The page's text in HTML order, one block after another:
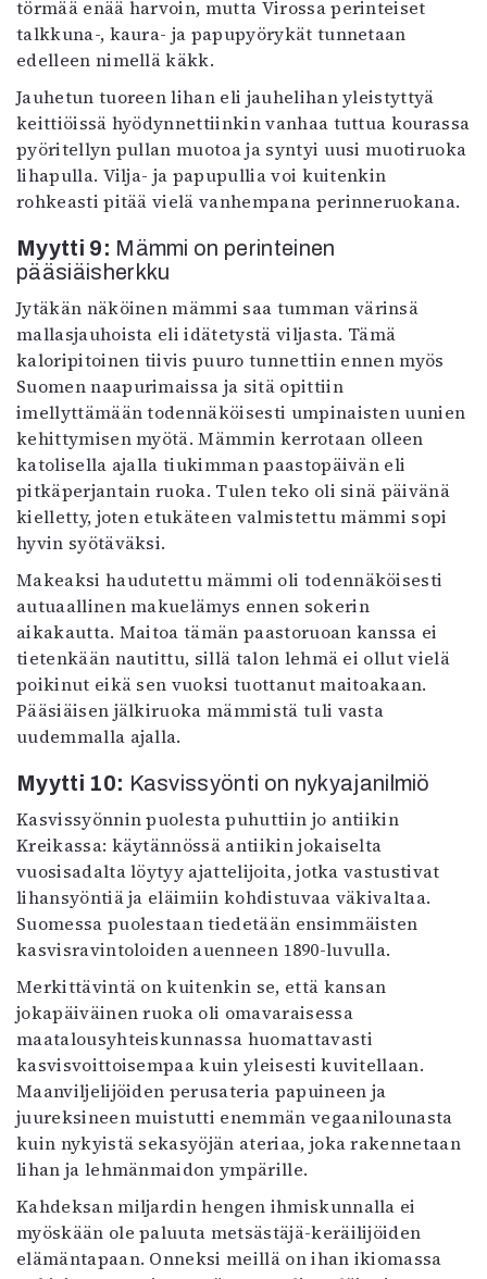
törmää enää harvoin, mutta Virossa perinteiset
talkkuna-, kaura- ja papupyörykät tunnetaan
edelleen nimellä käkk.
Jauhetun tuoreen lihan eli jauhelihan yleistyttyä
keittiöissä hyödynnettiinkin vanhaa tuttua kourassa
pyöritellyn pullan muotoa ja syntyi uusi muotiruoka
lihapulla. Vilja- ja papupullia voi kuitenkin
rohkeasti pitää vielä vanhempana perinneruokana.
Myytti 9: Mämmi on perinteinen
pääsiäisherkku
Jytäkän näköinen mämmi saa tumman värinsä
mallasjauhoista eli idätetystä viljasta. Tämä
kaloripitoinen tiivis puuro tunnettiin ennen myös
Suomen naapurimaissa ja sitä opittiin
imellyttämään todennäköisesti umpinaisten uunien
kehittymisen myötä. Mämmin kerrotaan olleen
katolisella ajalla tiukimman paastopäivän eli
pitkäperjantain ruoka. Tulen teko oli sinä päivänä
kielletty, joten etukäteen valmistettu mämmi sopi
hyvin syötäväksi.
Makeaksi haudutettu mämmi oli todennäköisesti
autuaallinen makuelämys ennen sokerin
aikakautta. Maitoa tämän paastoruoan kanssa ei
tietenkään nautittu, sillä talon lehmä ei ollut vielä
poikinut eikä sen vuoksi tuottanut maitoakaan.
Pääsiäisen jälkiruoka mämmistä tuli vasta
uudemmalla ajalla.
Myytti 10: Kasvissyönti on nykyajanilmiö
Kasvissyönnin puolesta puhuttiin jo antiikin
Kreikassa: käytännössä antiikin jokaiselta
vuosisadalta löytyy ajattelijoita, jotka vastustivat
lihansyöntiä ja eläimiin kohdistuvaa väkivaltaa.
Suomessa puolestaan tiedetään ensimmäisten
kasvisravintoloiden auenneen 1890-luvulla.
Merkittävintä on kuitenkin se, että kansan
jokapäiväinen ruoka oli omavaraisessa
maatalousyhteiskunnassa huomattavasti
kasvisvoittoisempaa kuin yleisesti kuvitellaan.
Maanviljelijöiden perusateria papuineen ja
juureksineen muistutti enemmän vegaanilounasta
kuin nykyistä sekasyöjän ateriaa, joka rakennetaan
lihan ja lehmänmaidon ympärille.
Kahdeksan miljardin hengen ihmiskunnalla ei
myöskään ole paluuta metsästäjä-keräilijöiden
elämäntapaan. Onneksi meillä on ihan ikiomassa